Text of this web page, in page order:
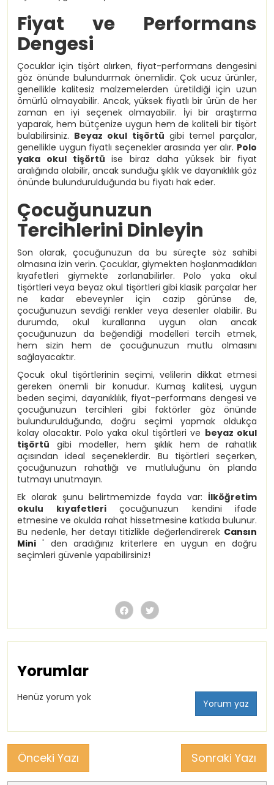
Fiyat ve Performans
Dengesi
Çocuklar için tişört alırken, fiyat-performans dengesini
göz önünde bulundurmak önemlidir. Çok ucuz ürünler,
genellikle kalitesiz malzemelerden üretildiği için uzun
ömürlü olmayabilir. Ancak, yüksek fiyatlı bir ürün de her
zaman en iyi seçenek olmayabilir. İyi bir araştırma
yaparak, hem bütçenize uygun hem de kaliteli bir tişört
bulabilirsiniz. Beyaz okul tişörtü gibi temel parçalar,
genellikle uygun fiyatlı seçenekler arasında yer alır. Polo
yaka okul tişörtü ise biraz daha yüksek bir fiyat
aralığında olabilir, ancak sunduğu şıklık ve dayanıklılık göz
önünde bulundurulduğunda bu fiyatı hak eder.
Çocuğunuzun
Tercihlerini Dinleyin
Son olarak, çocuğunuzun da bu süreçte söz sahibi
olmasına izin verin. Çocuklar, giymekten hoşlanmadıkları
kıyafetleri giymekte zorlanabilirler. Polo yaka okul
tişörtleri veya beyaz okul tişörtleri gibi klasik parçalar her
ne kadar ebeveynler için cazip görünse de,
çocuğunuzun sevdiği renkler veya desenler olabilir. Bu
durumda, okul kurallarına uygun olan ancak
çocuğunuzun da beğendiği modelleri tercih etmek,
hem sizin hem de çocuğunuzun mutlu olmasını
sağlayacaktır.
Çocuk okul tişörtlerinin seçimi, velilerin dikkat etmesi
gereken önemli bir konudur. Kumaş kalitesi, uygun
beden seçimi, dayanıklılık, fiyat-performans dengesi ve
çocuğunuzun tercihleri gibi faktörler göz önünde
bulundurulduğunda, doğru seçimi yapmak oldukça
kolay olacaktır. Polo yaka okul tişörtleri ve beyaz okul
tişörtü gibi modeller, hem şıklık hem de rahatlık
açısından ideal seçeneklerdir. Bu tişörtleri seçerken,
çocuğunuzun rahatlığı ve mutluluğunu ön planda
tutmayı unutmayın.
Ek olarak şunu belirtmemizde fayda var: İlköğretim
okulu kıyafetleriçocuğunuzun kendini ifade
etmesine ve okulda rahat hissetmesine katkıda bulunur.
Bu nedenle, her detayı titizlikle değerlendirerek Cansın
Mini ' den aradığınız kriterlere en uygun en doğru
seçimleri güvenle yapabilirsiniz!
Yorumlar
Henüz yorum yok
Yorum yaz
Önceki Yazı Sonraki Yazı